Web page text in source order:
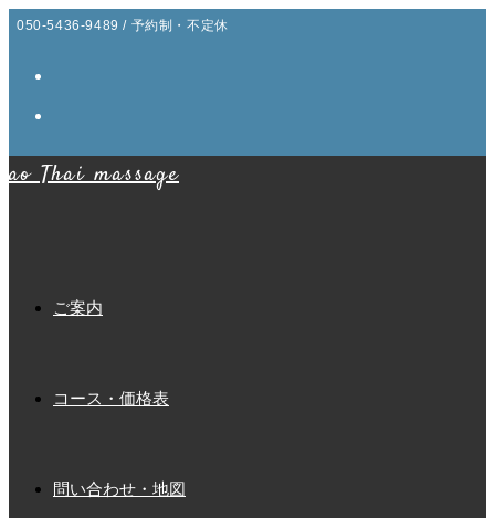
コ
へ
050-5436-9489 / 予約制・不定休
ao Thai massage
ご案内
コース・価格表
問い合わせ・地図